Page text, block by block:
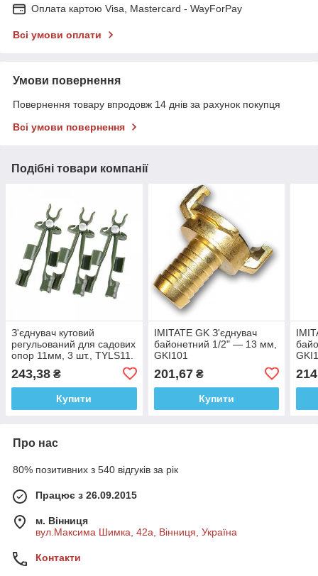
Оплата картою Visa, Mastercard - WayForPay
Всі умови оплати
Умови повернення
Повернення товару впродовж 14 днів за рахунок покупця
Всі умови повернення
Подібні товари компанії
З'єднувач кутовий
регульований для садових
опор 11мм, 3 шт., TYLS11.
243,38 ₴
Купити
IMITATE GK З'єднувач
байонетний 1/2" — 13 мм,
GKI101
201,67₴
Купити
Про нас
80% позитивних з 540 відгуків за рік
Працює з 26.09.2015
м. Вінниця
вул.Максима Шимка, 42а, Вінниця, Україна
Контакти